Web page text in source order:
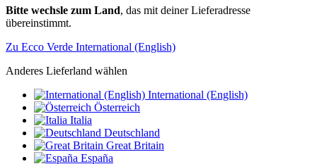
Bitte wechsle zum Land, das mit deiner Lieferadresse
übereinstimmt.
Zu Ecco Verde International (English)
Anderes Lieferland wählen
International (English)
Österreich
Italia
Deutschland
Great Britain
España